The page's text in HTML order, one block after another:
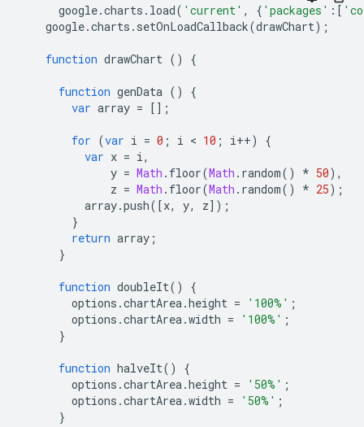
google.charts . load( 'current' , { 'packages' :[
google.charts . setOnLoadCallback(drawChart);
function drawChart () {
function genData ()
{
var array = [];
for (var i = 0 ; i < 10 ; i++)
{
var x = i,
y = Math . floor(Math . random() * 50),
z = Math . floor(Math . random() * 25);
array.push([x, y, z]);
}
return array ;
}
function doubleIt()
{
options .chartArea.height = '100%' ;
options .chartArea.width = '100%' ;
}
function halveIt()
{
options .chartArea.height = '50%' ;
options .chartArea.width = '50%' ;
}